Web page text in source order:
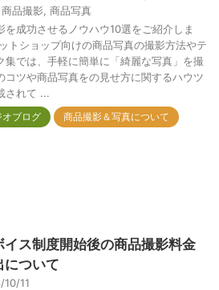
商品撮影 商品写真
を成功させるノウハウ10選をご紹介しま
トショップ向けの商品写真の撮影方法やテ
集では、手軽に簡単に「綺麗な写真」を撮
コツや商品写真をの見せ方に関するハウツ
されて ...
オブログ 商品撮影＆写真について
イス制度開始後の商品撮影料金
について
11